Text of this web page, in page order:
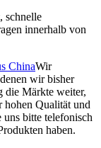
schnelle
innerhalb von
ChinaWir
wir bisher
die Märkte weiter,
hohen Qualität und
bitte telefonisch
haben.